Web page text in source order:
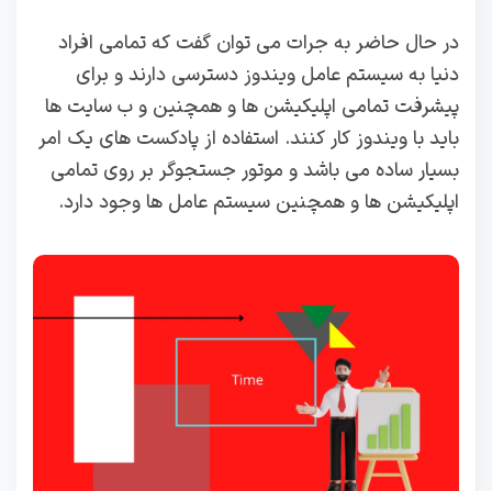
در حال حاضر به جرات می‌ توان گفت که تمامی افراد
دنیا به سیستم عامل ویندوز دسترسی دارند و برای
پیشرفت تمامی اپلیکیشن ها و همچنین و ب سایت ها
باید با ویندوز کار کنند. استفاده از پادکست های یک امر
بسیار ساده می باشد و موتور جستجوگر بر روی تمامی
اپلیکیشن ها و همچنین سیستم عامل ها وجود دارد.